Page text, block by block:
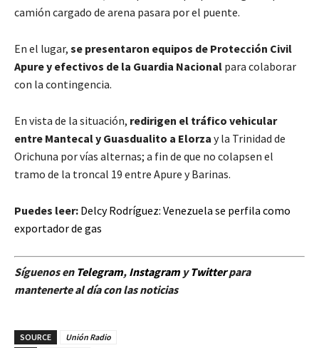
camión cargado de arena pasara por el puente.
En el lugar, se presentaron equipos de Protección Civil
Apure y efectivos de la Guardia Nacional para colaborar
con la contingencia.
En vista de la situación, redirigen el tráfico vehicular
entre Mantecal y Guasdualito a Elorza y la Trinidad de
Orichuna por vías alternas; a fin de que no colapsen el
tramo de la troncal 19 entre Apure y Barinas.
Puedes leer: Delcy Rodríguez: Venezuela se perfila como
exportador de gas
Síguenos en Telegram, InstagramyTwitterpara
mantenerte al día con las noticias
SOURCE
Unión Radio